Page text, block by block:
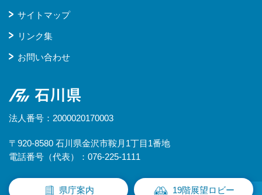
サイトマップ
リンク集
お問い合わせ
石川県
法人番号：2000020170003
〒920-8580 石川県金沢市鞍月1丁目1番地
電話番号（代表）：076-225-1111
県庁案内 19階展望ロビー